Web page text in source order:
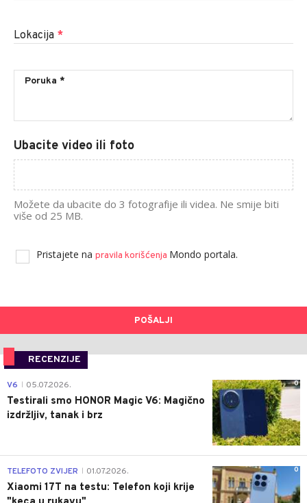
Lokacija *
Ubacite video ili foto
Možete da ubacite do 3 fotografije ili videa. Ne smije biti
više od 25 MB.
Pristajete na pravila korišćenja Mondo portala.
POŠALJI
RECENZIJE
0
V6 05.07.2026.
Testirali smo HONOR Magic V6: Magično
izdržljiv, tanak i brz
0
TELEFOTO ZVIJER 01.07.2026.
Xiaomi 17T na testu: Telefon koji krije